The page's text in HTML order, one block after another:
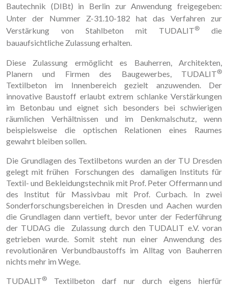
Bautechnik (DIBt) in Berlin zur Anwendung freigegeben:
Unter der Nummer Z-31.10-182 hat das Verfahren zur
Verstärkung von Stahlbeton mit TUDALIT®
die
bauaufsichtliche Zulassung erhalten.
Diese Zulassung ermöglicht es Bauherren, Architekten,
Planern und Firmen des Baugewerbes, TUDALIT®
Textilbeton im Innenbereich gezielt anzuwenden. Der
innovative Baustoff erlaubt extrem schlanke Verstärkungen
im Betonbau und eignet sich besonders bei schwierigen
räumlichen Verhältnissen und im Denkmalschutz, wenn
beispielsweise die optischen Relationen eines Raumes
gewahrt bleiben sollen.
Die Grundlagen des Textilbetons wurden an der TU Dresden
gelegt mit frühen Forschungen des damaligen Instituts für
Textil- und Bekleidungstechnik mit Prof. Peter Offermann und
des Institut für Massivbau mit Prof. Curbach. In zwei
Sonderforschungsbereichen in Dresden und Aachen wurden
die Grundlagen dann vertieft, bevor unter der Federführung
der TUDAG die Zulassung durch den TUDALIT e.V. voran
getrieben wurde. Somit steht nun einer Anwendung des
revolutionären Verbundbaustoffs im Alltag von Bauherren
nichts mehr im Wege.
TUDALIT®
Textilbeton darf nur durch eigens hierfür